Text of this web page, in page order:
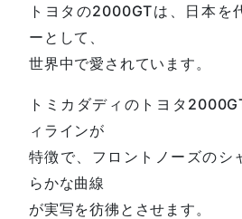
トヨタの2000GTは、日本を
ーとして、
世界中で愛されています。
トミカダディのトヨタ
ィラインが
特徴で、フロントノーズのシ
らかな曲線
が実写を彷彿とさせます。